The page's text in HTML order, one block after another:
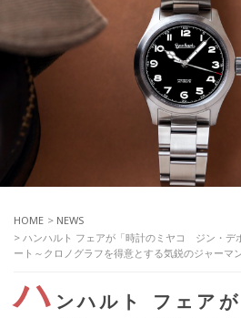
HOME > NEWS
> ハンハルト フェアが「時計のミヤコ ジン・デ
ート～クロノグラフを得意とする気鋭のジャーマ
ハ ンハルト フェア